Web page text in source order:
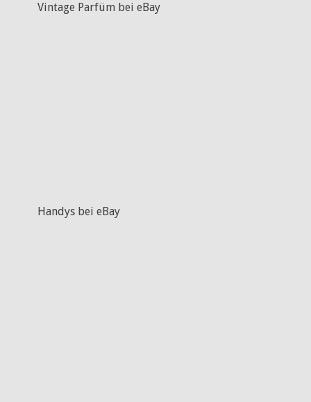
Vintage Parfüm bei eBay
Handys bei eBay